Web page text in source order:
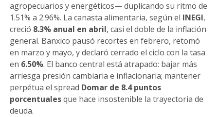
agropecuarios y energéticos— duplicando su ritmo de
1.51% a 2.96%. La canasta alimentaria, según el INEGI,
creció 8.3% anual en abril, casi el doble de la inflación
general. Banxico pausó recortes en febrero, retomó
en marzo y mayo, y declaró cerrado el ciclo con la tasa
en 6.50%. El banco central está atrapado: bajar más
arriesga presión cambiaria e inflacionaria; mantener
perpétua el spread Domar de 8.4 puntos
porcentualesque hace insostenible la trayectoria de
deuda.